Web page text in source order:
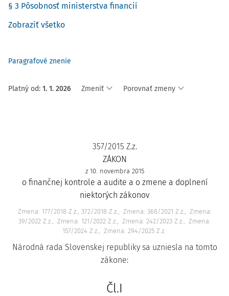
§ 3 Pôsobnosť ministerstva financií
Zobraziť všetko
Paragrafové znenie
Platný od: 1. 1. 2026 Zmeniť Porovnať zmeny
357/2015 Z.z.
ZÁKON
z 10. novembra 2015
o finančnej kontrole a audite a o zmene a doplnení
niektorých zákonov
Zmena: 177/2018 Z.z., 372/2018 Z.z. Zmena: 368/2021 Z.z.
Zmena:
39/2022 Z.z.
Zmena: 121/2022 Z.z. Zmena: 242/2023 Z.z.
Zmena:
157/2024 Z.z.
Zmena: 294/2025 Z.z.
Národná rada Slovenskej republiky sa uzniesla na tomto
zákone:
Čl.I